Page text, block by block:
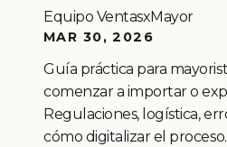
Equipo VentasxMayor
MAR 30, 2026
Guía práctica para
comenzar a importar o
Regulaciones, logística,
cómo digitalizar el proceso.